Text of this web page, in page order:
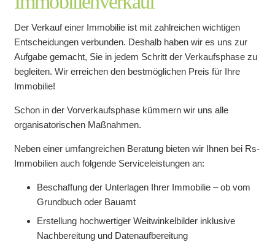
Der Verkauf einer Immobilie ist mit zahlreichen wichtigen
Entscheidungen verbunden. Deshalb haben wir es uns zur
Aufgabe gemacht, Sie in jedem Schritt der Verkaufsphase zu
begleiten. Wir erreichen den bestmöglichen Preis für Ihre
Immobilie!
Schon in der Vorverkaufsphase kümmern wir uns alle
organisatorischen Maßnahmen.
Neben einer umfangreichen Beratung bieten wir Ihnen bei Rs-
Immobilien auch folgende Serviceleistungen an:
Beschaffung der Unterlagen Ihrer Immobilie – ob vom
Grundbuch oder Bauamt
Erstellung hochwertiger Weitwinkelbilder inklusive
Nachbereitung und Datenaufbereitung